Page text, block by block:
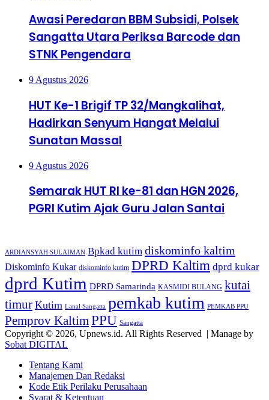
Awasi Peredaran BBM Subsidi, Polsek
Sangatta Utara Periksa Barcode dan
STNK Pengendara
9 Agustus 2026
HUT Ke-1 Brigif TP 32/Mangkalihat,
Hadirkan Senyum Hangat Melalui
Sunatan Massal
9 Agustus 2026
Semarak HUT RI ke-81 dan HGN 2026,
PGRI Kutim Ajak Guru Jalan Santai
ARDIANSYAH SULAIMAN Bpkad kutim diskominfo kaltim
Diskominfo Kukar diskominfo kutim DPRD Kaltim dprd kukar
dprd Kutim DPRD Samarinda KASMIDI BULANG kutai
timur Kutim Lanal Sangatta pemkab kutim PEMKAB PPU
Pemprov KaltimPPU Sangatta
Copyright © 2026, Upnews.id. All Rights Reserved | Manage by
Sobat DIGITAL
Tentang Kami
Manajemen Dan Redaksi
Kode Etik Perilaku Perusahaan
Syarat & Ketentuan